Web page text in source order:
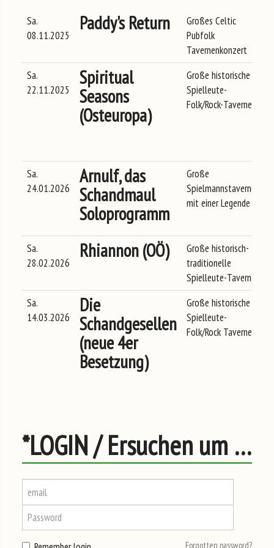
Sa.
08.11.2025
Paddy's Return
Großes Celtic
Pubfolk
Tavernenkonzert
Sa.
22.11.2025
Spiritual
Seasons
(Osteuropa)
Große historische
Spielleute-
Folk/Rock-Taverne
Sa.
24.01.2026
Arnulf, das
Schandmaul
Soloprogramm
Große
Spielmannstaverne
mit einer Legende
Sa.
28.02.2026
Rhiannon (OÖ)
Große historisch-
traditionelle
Spielleute-Taverne
Sa.
14.03.2026
Die
Schandgesellen
(neue 4er
Besetzung)
Große historische
Spielleute-
Folk/Rock Taverne
*LOGIN / Ersuchen um REGISTRIERUNG
Forgotten password?